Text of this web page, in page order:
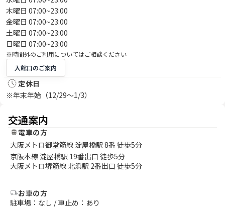
木曜日 07:00~23:00
金曜日 07:00~23:00
土曜日 07:00~23:00
日曜日 07:00~23:00
※時間外のご利用についてはご相談ください
入館口のご案内
定休日
※年末年始（12/29～1/3）
交通案内
電車の方
大阪メトロ御堂筋線 淀屋橋駅 8番 徒歩5分
京阪本線 淀屋橋駅 19番出口 徒歩5分
大阪メトロ堺筋線 北浜駅 2番出口 徒歩5分
お車の方
駐車場：なし / 車止め：あり